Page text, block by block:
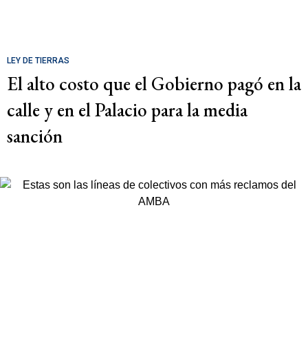
LEY DE TIERRAS
El alto costo que el Gobierno pagó en la
calle y en el Palacio para la media
sanción